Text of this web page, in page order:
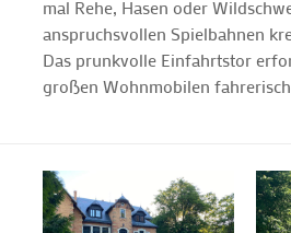
mal Rehe, Hasen oder
anspruchsvollen Spielbahnen
Das prunkvolle Einfahrtstor
großen Wohnmobilen